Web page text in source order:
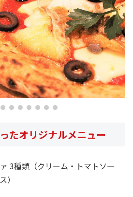
たオリジナルメニュー
3種類（クリーム・トマトソー
）